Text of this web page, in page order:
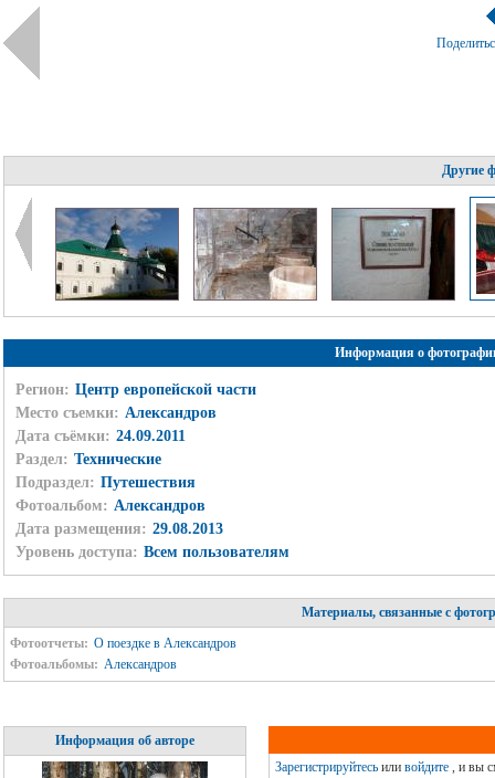
Другие
Информация о
Регион: Центр европейской части
Место съемки: Александров
Дата съёмки: 24.09.2011
Раздел: Технические
Подраздел: Путешествия
Фотоальбом: Александров
Дата размещения: 29.08.2013
Уровень доступа: Всем пользователям
Материалы, связанные с
Фотоотчеты: О поездке в Александров
Фотоальбомы: Александров
Информация об авторе
Зарегистрируйтесьили войдите, и вы